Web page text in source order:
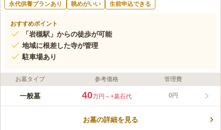
永代供養プランあり 眺めがいい 生前申込できる
おすすめポイント
「岩槻駅」からの徒歩が可能
地域に根差した寺が管理
駐車場あり
お墓タイプ 参考価格 管理費
一般墓 40万円～+墓石代 0円
お墓の詳細を見る